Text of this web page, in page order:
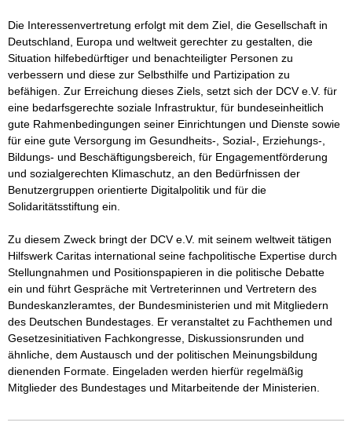
Die Interessenvertretung erfolgt mit dem Ziel, die Gesellschaft in
Deutschland, Europa und weltweit gerechter zu gestalten, die
Situation hilfebedürftiger und benachteiligter Personen zu
verbessern und diese zur Selbsthilfe und Partizipation zu
befähigen. Zur Erreichung dieses Ziels, setzt sich der DCV e.V. für
eine bedarfsgerechte soziale Infrastruktur, für bundeseinheitlich
gute Rahmenbedingungen seiner Einrichtungen und Dienste sowie
für eine gute Versorgung im Gesundheits-, Sozial-, Erziehungs-,
Bildungs- und Beschäftigungsbereich, für Engagementförderung
und sozialgerechten Klimaschutz, an den Bedürfnissen der
Benutzergruppen orientierte Digitalpolitik und für die
Solidaritätsstiftung ein.
Zu diesem Zweck bringt der DCV e.V. mit seinem weltweit tätigen
Hilfswerk Caritas international seine fachpolitische Expertise durch
Stellungnahmen und Positionspapieren in die politische Debatte
ein und führt Gespräche mit Vertreterinnen und Vertretern des
Bundeskanzleramtes, der Bundesministerien und mit Mitgliedern
des Deutschen Bundestages. Er veranstaltet zu Fachthemen und
Gesetzesinitiativen Fachkongresse, Diskussionsrunden und
ähnliche, dem Austausch und der politischen Meinungsbildung
dienenden Formate. Eingeladen werden hierfür regelmäßig